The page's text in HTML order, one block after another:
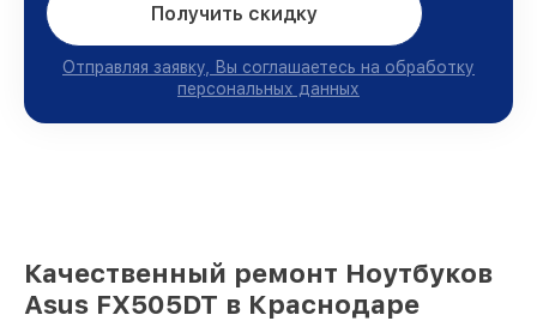
Получить скидку
Отправляя заявку, Вы соглашаетесь на обработку
персональных данных
Качественный ремонт Ноутбуков
Asus FX505DT в Краснодаре